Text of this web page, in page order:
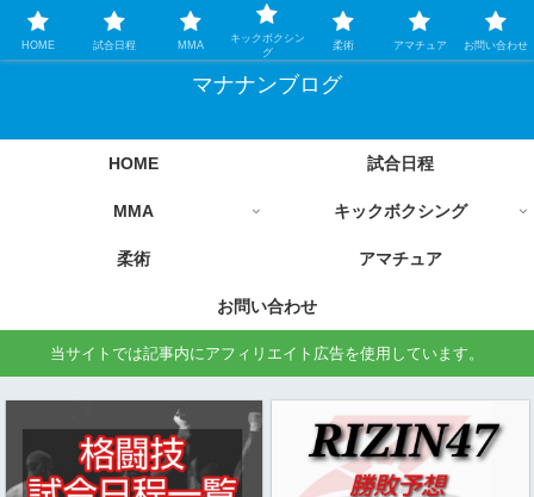
格闘技情報を中心に毎日更新します
マナナンブログ
HOME 試合日程
MMA キックボクシング
柔術 アマチュア
お問い合わせ
当サイトでは記事内にアフィリエイト広告を使用しています。
HOME 試合日程 MMA
キックボクシン
グ
柔術 アマチュア お問い合わせ